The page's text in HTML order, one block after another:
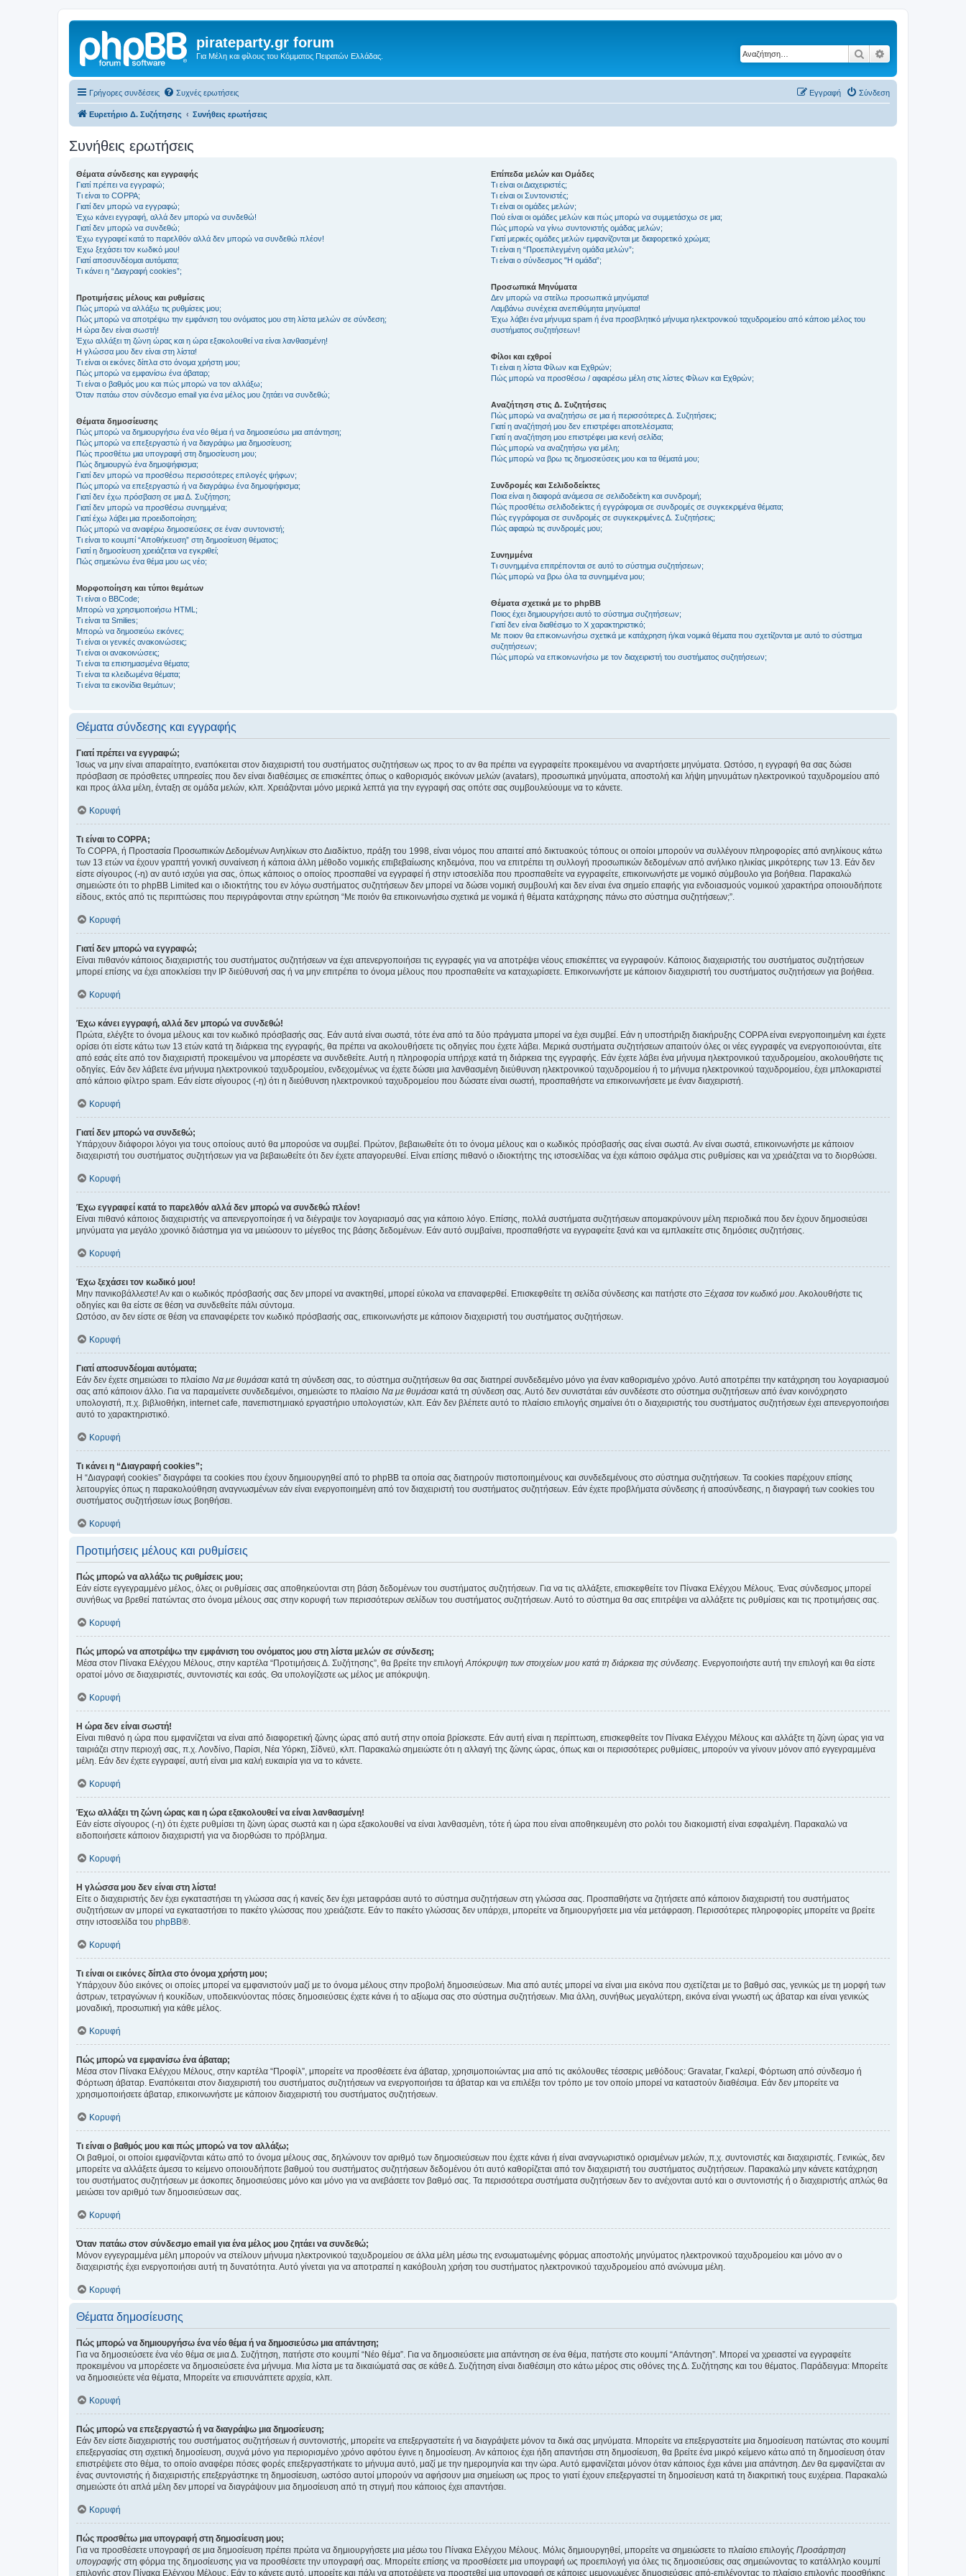
pirateparty.gr forum
Για Μέλη και φίλους του Κόμματος Πειρατών Ελλάδας. Αναζήτηση
Γρήγορες συνδέσεις Συχνές ερωτήσεις Σύνδεση
Εγγραφή
Ευρετήριο Δ. Συζήτησης Συνήθεις ερωτήσεις
Συνήθεις ερωτήσεις
Θέματα σύνδεσης και εγγραφής
Γιατί πρέπει να εγγραφώ;
Τι είναι το COPPA;
Γιατί δεν μπορώ να εγγραφώ;
Έχω κάνει εγγραφή, αλλά δεν μπορώ να συνδεθώ!
Γιατί δεν μπορώ να συνδεθώ;
Έχω εγγραφεί κατά το παρελθόν αλλά δεν μπορώ να συνδεθώ πλέον!
Έχω ξεχάσει τον κωδικό μου!
Γιατί αποσυνδέομαι αυτόματα;
Τι κάνει η “Διαγραφή cookies”;
Προτιμήσεις μέλους και ρυθμίσεις
Πώς μπορώ να αλλάξω τις ρυθμίσεις μου;
Πώς μπορώ να αποτρέψω την εμφάνιση του ονόματος μου στη λίστα μελών σε σύνδεση;
Η ώρα δεν είναι σωστή!
Έχω αλλάξει τη ζώνη ώρας και η ώρα εξακολουθεί να είναι λανθασμένη!
Η γλώσσα μου δεν είναι στη λίστα!
Τι είναι οι εικόνες δίπλα στο όνομα χρήστη μου;
Πώς μπορώ να εμφανίσω ένα άβαταρ;
Τι είναι ο βαθμός μου και πώς μπορώ να τον αλλάξω;
Όταν πατάω στον σύνδεσμο email για ένα μέλος μου ζητάει να συνδεθώ;
Θέματα δημοσίευσης
Πώς μπορώ να δημιουργήσω ένα νέο θέμα ή να δημοσιεύσω μια απάντηση;
Πώς μπορώ να επεξεργαστώ ή να διαγράψω μια δημοσίευση;
Πώς προσθέτω μια υπογραφή στη δημοσίευση μου;
Πώς δημιουργώ ένα δημοψήφισμα;
Γιατί δεν μπορώ να προσθέσω περισσότερες επιλογές ψήφων;
Πώς μπορώ να επεξεργαστώ ή να διαγράψω ένα δημοψήφισμα;
Γιατί δεν έχω πρόσβαση σε μια Δ. Συζήτηση;
Γιατί δεν μπορώ να προσθέσω συνημμένα;
Γιατί έχω λάβει μια προειδοποίηση;
Πώς μπορώ να αναφέρω δημοσιεύσεις σε έναν συντονιστή;
Τι είναι το κουμπί “Αποθήκευση” στη δημοσίευση θέματος;
Γιατί η δημοσίευση χρειάζεται να εγκριθεί;
Πώς σημειώνω ένα θέμα μου ως νέο;
Μορφοποίηση και τύποι θεμάτων
Τι είναι ο BBCode;
Μπορώ να χρησιμοποιήσω HTML;
Τι είναι τα Smilies;
Μπορώ να δημοσιεύω εικόνες;
Τι είναι οι γενικές ανακοινώσεις;
Τι είναι οι ανακοινώσεις;
Τι είναι τα επισημασμένα θέματα;
Τι είναι τα κλειδωμένα θέματα;
Τι είναι τα εικονίδια θεμάτων;
Επίπεδα μελών και Ομάδες
Τι είναι οι Διαχειριστές;
Τι είναι οι Συντονιστές;
Τι είναι οι ομάδες μελών;
Πού είναι οι ομάδες μελών και πώς μπορώ να συμμετάσχω σε μια;
Πώς μπορώ να γίνω συντονιστής ομάδας μελών;
Γιατί μερικές ομάδες μελών εμφανίζονται με διαφορετικό χρώμα;
Τι είναι η “Προεπιλεγμένη ομάδα μελών”;
Τι είναι ο σύνδεσμος "Η ομάδα”;
Προσωπικά Μηνύματα
Δεν μπορώ να στείλω προσωπικά μηνύματα!
Λαμβάνω συνέχεια ανεπιθύμητα μηνύματα!
Έχω λάβει ένα μήνυμα spam ή ένα προσβλητικό μήνυμα ηλεκτρονικού ταχυδρομείου από κάποιο μέλος του
συστήματος συζητήσεων!
Φίλοι και εχθροί
Τι είναι η λίστα Φίλων και Εχθρών;
Πώς μπορώ να προσθέσω / αφαιρέσω μέλη στις λίστες Φίλων και Εχθρών;
Αναζήτηση στις Δ. Συζητήσεις
Πώς μπορώ να αναζητήσω σε μια ή περισσότερες Δ. Συζητήσεις;
Γιατί η αναζήτησή μου δεν επιστρέφει αποτελέσματα;
Γιατί η αναζήτηση μου επιστρέφει μια κενή σελίδα;
Πώς μπορώ να αναζητήσω για μέλη;
Πώς μπορώ να βρω τις δημοσιεύσεις μου και τα θέματά μου;
Συνδρομές και Σελιδοδείκτες
Ποια είναι η διαφορά ανάμεσα σε σελιδοδείκτη και συνδρομή;
Πώς προσθέτω σελιδοδείκτες ή εγγράφομαι σε συνδρομές σε συγκεκριμένα θέματα;
Πώς εγγράφομαι σε συνδρομές σε συγκεκριμένες Δ. Συζητήσεις;
Πώς αφαιρώ τις συνδρομές μου;
Συνημμένα
Τι συνημμένα επιτρέπονται σε αυτό το σύστημα συζητήσεων;
Πώς μπορώ να βρω όλα τα συνημμένα μου;
Θέματα σχετικά με το phpBB
Ποιος έχει δημιουργήσει αυτό το σύστημα συζητήσεων;
Γιατί δεν είναι διαθέσιμο το Χ χαρακτηριστικό;
Με ποιον θα επικοινωνήσω σχετικά με κατάχρηση ή/και νομικά θέματα που σχετίζονται με αυτό το σύστημα
συζητήσεων;
Πώς μπορώ να επικοινωνήσω με τον διαχειριστή του συστήματος συζητήσεων;
Θέματα σύνδεσης και εγγραφής
Γιατί πρέπει να εγγραφώ;
Ίσως να μην είναι απαραίτητο, εναπόκειται στον διαχειριστή του συστήματος συζητήσεων ως προς το αν θα πρέπει να εγγραφείτε προκειμένου να αναρτήσετε μηνύματα. Ωστόσο, η εγγραφή θα σας δώσει
πρόσβαση σε πρόσθετες υπηρεσίες που δεν είναι διαθέσιμες σε επισκέπτες όπως ο καθορισμός εικόνων μελών (avatars), προσωπικά μηνύματα, αποστολή και λήψη μηνυμάτων ηλεκτρονικού ταχυδρομείου από
και προς άλλα μέλη, ένταξη σε ομάδα μελών, κλπ. Χρειάζονται μόνο μερικά λεπτά για την εγγραφή σας οπότε σας συμβουλεύουμε να το κάνετε.
Κορυφή
Τι είναι το COPPA;
Το COPPA, ή Προστασία Προσωπικών Δεδομένων Ανηλίκων στο Διαδίκτυο, πράξη του 1998, είναι νόμος που απαιτεί από δικτυακούς τόπους οι οποίοι μπορούν να συλλέγουν πληροφορίες από ανηλίκους κάτω
των 13 ετών να έχουν γραπτή γονική συναίνεση ή κάποια άλλη μέθοδο νομικής επιβεβαίωσης κηδεμόνα, που να επιτρέπει τη συλλογή προσωπικών δεδομένων από ανήλικο ηλικίας μικρότερης των 13. Εάν δεν
είστε σίγουρος (-η) αν αυτό ισχύει για σας, όπως κάποιος ο οποίος προσπαθεί να εγγραφεί ή στην ιστοσελίδα που προσπαθείτε να εγγραφείτε, επικοινωνήστε με νομικό σύμβουλο για βοήθεια. Παρακαλώ
σημειώστε ότι το phpBB Limited και ο ιδιοκτήτης του εν λόγω συστήματος συζητήσεων δεν μπορεί να δώσει νομική συμβουλή και δεν είναι ένα σημείο επαφής για ενδοιασμούς νομικού χαρακτήρα οποιουδήποτε
είδους, εκτός από τις περιπτώσεις που περιγράφονται στην ερώτηση “Με ποιόν θα επικοινωνήσω σχετικά με νομικά ή θέματα κατάχρησης πάνω στο σύστημα συζητήσεων;”.
Κορυφή
Γιατί δεν μπορώ να εγγραφώ;
Είναι πιθανόν κάποιος διαχειριστής του συστήματος συζητήσεων να έχει απενεργοποιήσει τις εγγραφές για να αποτρέψει νέους επισκέπτες να εγγραφούν. Κάποιος διαχειριστής του συστήματος συζητήσεων
μπορεί επίσης να έχει αποκλείσει την IP διεύθυνσή σας ή να μην επιτρέπει το όνομα μέλους που προσπαθείτε να καταχωρίσετε. Επικοινωνήστε με κάποιον διαχειριστή του συστήματος συζητήσεων για βοήθεια.
Κορυφή
Έχω κάνει εγγραφή, αλλά δεν μπορώ να συνδεθώ!
Πρώτα, ελέγξτε το όνομα μέλους και τον κωδικό πρόσβασής σας. Εάν αυτά είναι σωστά, τότε ένα από τα δύο πράγματα μπορεί να έχει συμβεί. Εάν η υποστήριξη διακήρυξης COPPA είναι ενεργοποιημένη και έχετε
ορίσει ότι είστε κάτω των 13 ετών κατά τη διάρκεια της εγγραφής, θα πρέπει να ακολουθήσετε τις οδηγίες που έχετε λάβει. Μερικά συστήματα συζητήσεων απαιτούν όλες οι νέες εγγραφές να ενεργοποιούνται, είτε
από εσάς είτε από τον διαχειριστή προκειμένου να μπορέσετε να συνδεθείτε. Αυτή η πληροφορία υπήρχε κατά τη διάρκεια της εγγραφής. Εάν έχετε λάβει ένα μήνυμα ηλεκτρονικού ταχυδρομείου, ακολουθήστε τις
οδηγίες. Εάν δεν λάβετε ένα μήνυμα ηλεκτρονικού ταχυδρομείου, ενδεχομένως να έχετε δώσει μια λανθασμένη διεύθυνση ηλεκτρονικού ταχυδρομείου ή το μήνυμα ηλεκτρονικού ταχυδρομείου, έχει μπλοκαριστεί
από κάποιο φίλτρο spam. Εάν είστε σίγουρος (-η) ότι η διεύθυνση ηλεκτρονικού ταχυδρομείου που δώσατε είναι σωστή, προσπαθήστε να επικοινωνήσετε με έναν διαχειριστή.
Κορυφή
Γιατί δεν μπορώ να συνδεθώ;
Υπάρχουν διάφοροι λόγοι για τους οποίους αυτό θα μπορούσε να συμβεί. Πρώτον, βεβαιωθείτε ότι το όνομα μέλους και ο κωδικός πρόσβασής σας είναι σωστά. Αν είναι σωστά, επικοινωνήστε με κάποιον
διαχειριστή του συστήματος συζητήσεων για να βεβαιωθείτε ότι δεν έχετε απαγορευθεί. Είναι επίσης πιθανό ο ιδιοκτήτης της ιστοσελίδας να έχει κάποιο σφάλμα στις ρυθμίσεις και να χρειάζεται να το διορθώσει.
Κορυφή
Έχω εγγραφεί κατά το παρελθόν αλλά δεν μπορώ να συνδεθώ πλέον!
Είναι πιθανό κάποιος διαχειριστής να απενεργοποίησε ή να διέγραψε τον λογαριασμό σας για κάποιο λόγο. Επίσης, πολλά συστήματα συζητήσεων απομακρύνουν μέλη περιοδικά που δεν έχουν δημοσιεύσει
μηνύματα για μεγάλο χρονικό διάστημα για να μειώσουν το μέγεθος της βάσης δεδομένων. Εάν αυτό συμβαίνει, προσπαθήστε να εγγραφείτε ξανά και να εμπλακείτε στις δημόσιες συζητήσεις.
Κορυφή
Έχω ξεχάσει τον κωδικό μου!
Μην πανικοβάλλεστε! Αν και ο κωδικός πρόσβασής σας δεν μπορεί να ανακτηθεί, μπορεί εύκολα να επαναφερθεί. Επισκεφθείτε τη σελίδα σύνδεσης και πατήστε στο Ξέχασα τον κωδικό μου . Ακολουθήστε τις
οδηγίες και θα είστε σε θέση να συνδεθείτε πάλι σύντομα.
Ωστόσο, αν δεν είστε σε θέση να επαναφέρετε τον κωδικό πρόσβασής σας, επικοινωνήστε με κάποιον διαχειριστή του συστήματος συζητήσεων.
Κορυφή
Γιατί αποσυνδέομαι αυτόματα;
Εάν δεν έχετε σημειώσει το πλαίσιο Να με θυμάσαι κατά τη σύνδεση σας, το σύστημα συζητήσεων θα σας διατηρεί συνδεδεμένο μόνο για έναν καθορισμένο χρόνο. Αυτό αποτρέπει την κατάχρηση του λογαριασμού
σας από κάποιον άλλο. Για να παραμείνετε συνδεδεμένοι, σημειώστε το πλαίσιο Να με θυμάσαι κατά τη σύνδεση σας. Αυτό δεν συνιστάται εάν συνδέεστε στο σύστημα συζητήσεων από έναν κοινόχρηστο
υπολογιστή, π.χ. βιβλιοθήκη, internet cafe, πανεπιστημιακό εργαστήριο υπολογιστών, κλπ. Εάν δεν βλέπετε αυτό το πλαίσιο επιλογής σημαίνει ότι ο διαχειριστής του συστήματος συζητήσεων έχει απενεργοποιήσει
αυτό το χαρακτηριστικό.
Κορυφή
Τι κάνει η “Διαγραφή cookies”;
Η “Διαγραφή cookies” διαγράφει τα cookies που έχουν δημιουργηθεί από το phpBB τα οποία σας διατηρούν πιστοποιημένους και συνδεδεμένους στο σύστημα συζητήσεων. Τα cookies παρέχουν επίσης
λειτουργίες όπως η παρακολούθηση αναγνωσμένων εάν είναι ενεργοποιημένη από τον διαχειριστή του συστήματος συζητήσεων. Εάν έχετε προβλήματα σύνδεσης ή αποσύνδεσης, η διαγραφή των cookies του
συστήματος συζητήσεων ίσως βοηθήσει.
Κορυφή
Προτιμήσεις μέλους και ρυθμίσεις
Πώς μπορώ να αλλάξω τις ρυθμίσεις μου;
Εάν είστε εγγεγραμμένο μέλος, όλες οι ρυθμίσεις σας αποθηκεύονται στη βάση δεδομένων του συστήματος συζητήσεων. Για να τις αλλάξετε, επισκεφθείτε τον Πίνακα Ελέγχου Μέλους. Ένας σύνδεσμος μπορεί
συνήθως να βρεθεί πατώντας στο όνομα μέλους σας στην κορυφή των περισσότερων σελίδων του συστήματος συζητήσεων. Αυτό το σύστημα θα σας επιτρέψει να αλλάξετε τις ρυθμίσεις και τις προτιμήσεις σας.
Κορυφή
Πώς μπορώ να αποτρέψω την εμφάνιση του ονόματος μου στη λίστα μελών σε σύνδεση;
Μέσα στον Πίνακα Ελέγχου Μέλους, στην καρτέλα “Προτιμήσεις Δ. Συζήτησης”, θα βρείτε την επιλογή Απόκρυψη των στοιχείων μου κατά τη διάρκεια της σύνδεσης . Ενεργοποιήστε αυτή την επιλογή και θα είστε
ορατοί μόνο σε διαχειριστές, συντονιστές και εσάς. Θα υπολογίζεστε ως μέλος με απόκρυψη.
Κορυφή
Η ώρα δεν είναι σωστή!
Είναι πιθανό η ώρα που εμφανίζεται να είναι από διαφορετική ζώνης ώρας από αυτή στην οποία βρίσκεστε. Εάν αυτή είναι η περίπτωση, επισκεφθείτε τον Πίνακα Ελέγχου Μέλους και αλλάξτε τη ζώνη ώρας για να
ταιριάζει στην περιοχή σας, π.χ. Λονδίνο, Παρίσι, Νέα Υόρκη, Σίδνεϋ, κλπ. Παρακαλώ σημειώστε ότι η αλλαγή της ζώνης ώρας, όπως και οι περισσότερες ρυθμίσεις, μπορούν να γίνουν μόνον από εγγεγραμμένα
μέλη. Εάν δεν έχετε εγγραφεί, αυτή είναι μια καλή ευκαιρία για να το κάνετε.
Κορυφή
Έχω αλλάξει τη ζώνη ώρας και η ώρα εξακολουθεί να είναι λανθασμένη!
Εάν είστε σίγουρος (-η) ότι έχετε ρυθμίσει τη ζώνη ώρας σωστά και η ώρα εξακολουθεί να είναι λανθασμένη, τότε ή ώρα που είναι αποθηκευμένη στο ρολόι του διακομιστή είναι εσφαλμένη. Παρακαλώ να
ειδοποιήσετε κάποιον διαχειριστή για να διορθώσει το πρόβλημα.
Κορυφή
Η γλώσσα μου δεν είναι στη λίστα!
Είτε ο διαχειριστής δεν έχει εγκαταστήσει τη γλώσσα σας ή κανείς δεν έχει μεταφράσει αυτό το σύστημα συζητήσεων στη γλώσσα σας. Προσπαθήστε να ζητήσετε από κάποιον διαχειριστή του συστήματος
συζητήσεων αν μπορεί να εγκαταστήσει το πακέτο γλώσσας που χρειάζεστε. Εάν το πακέτο γλώσσας δεν υπάρχει, μπορείτε να δημιουργήσετε μια νέα μετάφραση. Περισσότερες πληροφορίες μπορείτε να βρείτε
στην ιστοσελίδα του phpBB®.
Κορυφή
Τι είναι οι εικόνες δίπλα στο όνομα χρήστη μου;
Υπάρχουν δύο εικόνες οι οποίες μπορεί να εμφανιστούν μαζί με το όνομα μέλους στην προβολή δημοσιεύσεων. Μια από αυτές μπορεί να είναι μια εικόνα που σχετίζεται με το βαθμό σας, γενικώς με τη μορφή των
άστρων, τετραγώνων ή κουκίδων, υποδεικνύοντας πόσες δημοσιεύσεις έχετε κάνει ή το αξίωμα σας στο σύστημα συζητήσεων. Μια άλλη, συνήθως μεγαλύτερη, εικόνα είναι γνωστή ως άβαταρ και είναι γενικώς
μοναδική, προσωπική για κάθε μέλος.
Κορυφή
Πώς μπορώ να εμφανίσω ένα άβαταρ;
Μέσα στον Πίνακα Ελέγχου Μέλους, στην καρτέλα “Προφίλ”, μπορείτε να προσθέσετε ένα άβαταρ, χρησιμοποιώντας μια από τις ακόλουθες τέσσερις μεθόδους: Gravatar, Γκαλερί, Φόρτωση από σύνδεσμο ή
Φόρτωση άβαταρ. Εναπόκειται στον διαχειριστή του συστήματος συζητήσεων να ενεργοποιήσει τα άβαταρ και να επιλέξει τον τρόπο με τον οποίο μπορεί να καταστούν διαθέσιμα. Εάν δεν μπορείτε να
χρησιμοποιήσετε άβαταρ, επικοινωνήστε με κάποιον διαχειριστή του συστήματος συζητήσεων.
Κορυφή
Τι είναι ο βαθμός μου και πώς μπορώ να τον αλλάξω;
Οι βαθμοί, οι οποίοι εμφανίζονται κάτω από το όνομα μέλους σας, δηλώνουν τον αριθμό των δημοσιεύσεων που έχετε κάνει ή είναι αναγνωριστικό ορισμένων μελών, π.χ. συντονιστές και διαχειριστές. Γενικώς, δεν
μπορείτε να αλλάξετε άμεσα το κείμενο οποιουδήποτε βαθμού του συστήματος συζητήσεων δεδομένου ότι αυτό καθορίζεται από τον διαχειριστή του συστήματος συζητήσεων. Παρακαλώ μην κάνετε κατάχρηση
του συστήματος συζητήσεων με άσκοπες δημοσιεύσεις μόνο και μόνο για να ανεβάσετε τον βαθμό σας. Τα περισσότερα συστήματα συζητήσεων δεν το ανέχονται αυτό και ο συντονιστής ή ο διαχειριστής απλώς θα
μειώσει τον αριθμό των δημοσιεύσεων σας.
Κορυφή
Όταν πατάω στον σύνδεσμο email για ένα μέλος μου ζητάει να συνδεθώ;
Μόνον εγγεγραμμένα μέλη μπορούν να στείλουν μήνυμα ηλεκτρονικού ταχυδρομείου σε άλλα μέλη μέσω της ενσωματωμένης φόρμας αποστολής μηνύματος ηλεκτρονικού ταχυδρομείου και μόνο αν ο
διαχειριστής έχει ενεργοποιήσει αυτή τη δυνατότητα. Αυτό γίνεται για να αποτραπεί η κακόβουλη χρήση του συστήματος ηλεκτρονικού ταχυδρομείου από ανώνυμα μέλη.
Κορυφή
Θέματα δημοσίευσης
Πώς μπορώ να δημιουργήσω ένα νέο θέμα ή να δημοσιεύσω μια απάντηση;
Για να δημοσιεύσετε ένα νέο θέμα σε μια Δ. Συζήτηση, πατήστε στο κουμπί “Νέο θέμα”. Για να δημοσιεύσετε μια απάντηση σε ένα θέμα, πατήστε στο κουμπί “Απάντηση”. Μπορεί να χρειαστεί να εγγραφείτε
προκειμένου να μπορέσετε να δημοσιεύσετε ένα μήνυμα. Μια λίστα με τα δικαιώματά σας σε κάθε Δ. Συζήτηση είναι διαθέσιμη στο κάτω μέρος στις οθόνες της Δ. Συζήτησης και του θέματος. Παράδειγμα: Μπορείτε
να δημοσιεύετε νέα θέματα, Μπορείτε να επισυνάπτετε αρχεία, κλπ.
Κορυφή
Πώς μπορώ να επεξεργαστώ ή να διαγράψω μια δημοσίευση;
Εάν δεν είστε διαχειριστής του συστήματος συζητήσεων ή συντονιστής, μπορείτε να επεξεργαστείτε ή να διαγράψετε μόνον τα δικά σας μηνύματα. Μπορείτε να επεξεργαστείτε μια δημοσίευση πατώντας στο κουμπί
επεξεργασίας στη σχετική δημοσίευση, συχνά μόνο για περιορισμένο χρόνο αφότου έγινε η δημοσίευση. Αν κάποιος έχει ήδη απαντήσει στη δημοσίευση, θα βρείτε ένα μικρό κείμενο κάτω από τη δημοσίευση όταν
επιστρέψετε στο θέμα, το οποίο αναφέρει πόσες φορές επεξεργαστήκατε το μήνυμα αυτό, μαζί με την ημερομηνία και την ώρα. Αυτό εμφανίζεται μόνον όταν κάποιος έχει κάνει μια απάντηση. Δεν θα εμφανίζεται αν
ένας συντονιστής ή διαχειριστής επεξεργάστηκε τη δημοσίευση, ωστόσο αυτοί μπορούν να αφήσουν μια σημείωση ως προς το γιατί έχουν επεξεργαστεί τη δημοσίευση κατά τη διακριτική τους ευχέρεια. Παρακαλώ
σημειώστε ότι απλά μέλη δεν μπορεί να διαγράψουν μια δημοσίευση από τη στιγμή που κάποιος έχει απαντήσει.
Κορυφή
Πώς προσθέτω μια υπογραφή στη δημοσίευση μου;
Για να προσθέσετε υπογραφή σε μια δημοσίευση πρέπει πρώτα να δημιουργήσετε μια μέσω του Πίνακα Ελέγχου Μέλους. Μόλις δημιουργηθεί, μπορείτε να σημειώσετε το πλαίσιο επιλογής Προσάρτηση
υπογραφής στη φόρμα της δημοσίευσης για να προσθέσετε την υπογραφή σας. Μπορείτε επίσης να προσθέσετε μια υπογραφή ως προεπιλογή για όλες τις δημοσιεύσεις σας σημειώνοντας το κατάλληλο κουμπί
επιλογής στον Πίνακα Ελέγχου Μέλους. Εάν το κάνετε αυτό, μπορείτε και πάλι να αποτρέψετε να προστεθεί μια υπογραφή σε κάποιες μεμονωμένες δημοσιεύσεις από-επιλέγοντας το πλαίσιο επιλογής προσθήκης